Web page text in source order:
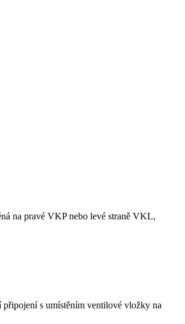
na pravé VKP nebo levé straně VKL,
s umístěním ventilové vložky na